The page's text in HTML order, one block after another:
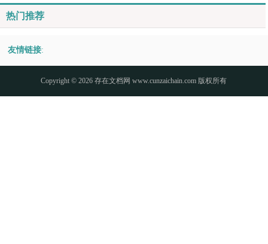
热门推荐
友情链接:
Copyright © 2026存在文档网 www.cunzaichain.com 版权所有